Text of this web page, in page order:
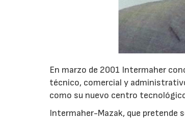
En marzo de 2001 Intermaher
técnico, comercial y
como su nuevo centro
Intermaher-Mazak, que pretende